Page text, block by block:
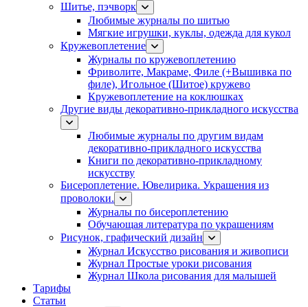
Шитье, пэчворк
Любимые журналы по шитью
Мягкие игрушки, куклы, одежда для кукол
Кружевоплетение
Журналы по кружевоплетению
Фриволите, Макраме, Филе (+Вышивка по
филе), Игольное (Шитое) кружево
Кружевоплетение на коклюшках
Другие виды декоративно-прикладного искусства
Любимые журналы по другим видам
декоративно-прикладного искусства
Книги по декоративно-прикладному
искусству
Бисероплетение. Ювелирика. Украшения из
проволоки.
Журналы по бисероплетению
Обучающая литература по украшениям
Рисунок, графический дизайн
Журнал Искусство рисования и живописи
Журнал Простые уроки рисования
Журнал Школа рисования для малышей
Тарифы
Статьи